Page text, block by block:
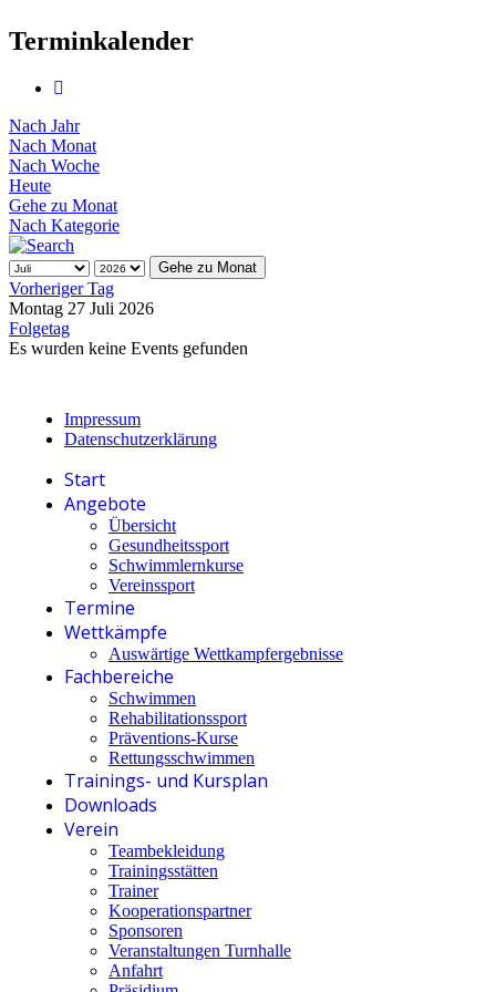
Terminkalender
Nach Jahr
Nach Monat
Nach Woche
Heute
Gehe zu Monat
Nach Kategorie
Gehe zu Monat
Vorheriger Tag
Montag 27 Juli 2026
Folgetag
Es wurden keine Events gefunden
Impressum
Datenschutzerklärung
Start
Angebote
Übersicht
Gesundheitssport
Schwimmlernkurse
Vereinssport
Termine
Wettkämpfe
Auswärtige Wettkampfergebnisse
Fachbereiche
Schwimmen
Rehabilitationssport
Präventions-Kurse
Rettungsschwimmen
Trainings- und Kursplan
Downloads
Verein
Teambekleidung
Trainingsstätten
Trainer
Kooperationspartner
Sponsoren
Veranstaltungen Turnhalle
Anfahrt